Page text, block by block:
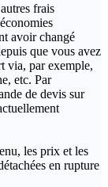
frais
avoir changé
que vous avez
via, par exemple,
etc. Par
de devis sur
les prix et les
en rupture